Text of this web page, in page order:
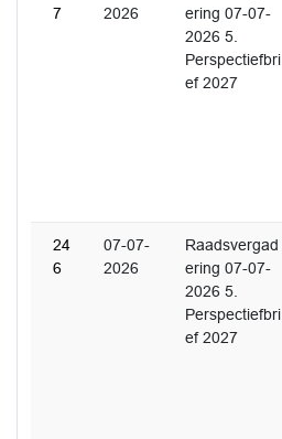
7
2026
ering 07-07-
2026 5.
Perspectiefbri
ef 2027
24
6
07-07-
2026
Raadsvergad
ering 07-07-
2026 5.
Perspectiefbri
ef 2027